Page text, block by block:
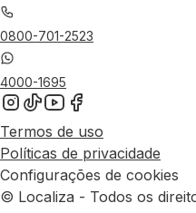
0800-701-2523
4000-1695
Termos de uso
Políticas de privacidade
Configurações de cookies
© Localiza - Todos os